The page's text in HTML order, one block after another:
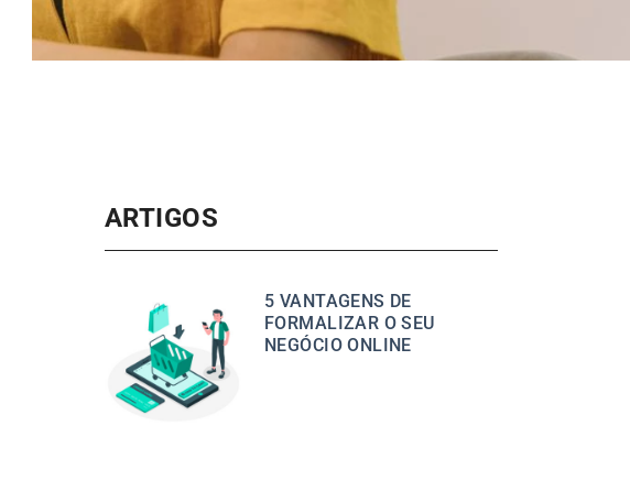
ARTIGOS
5 VANTAGENS DE
FORMALIZAR O SEU
NEGÓCIO ONLINE